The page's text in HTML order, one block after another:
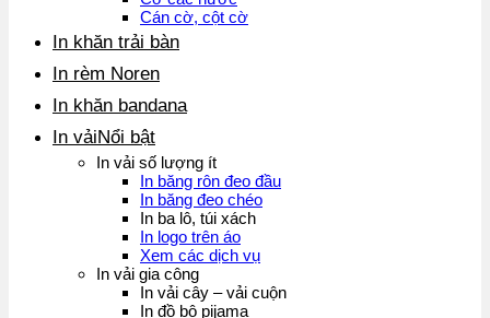
Cán cờ, cột cờ
In khăn trải bàn
In rèm Noren
In khăn bandana
In vải
In vải số lượng ít
In băng rôn đeo đầu
In băng đeo chéo
In ba lô, túi xách
In logo trên áo
Xem các dịch vụ
In vải gia công
In vải cây – vải cuộn
In đồ bộ pijama